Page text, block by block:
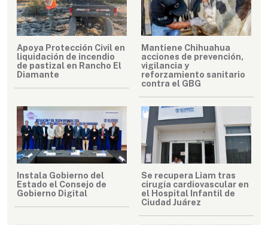
Apoya Protección Civil en
liquidación de incendio
de pastizal en Rancho El
Diamante
Mantiene Chihuahua
acciones de prevención,
vigilancia y
reforzamiento sanitario
contra el GBG
Instala Gobierno del
Estado el Consejo de
Gobierno Digital
Se recupera Liam tras
cirugía cardiovascular en
el Hospital Infantil de
Ciudad Juárez